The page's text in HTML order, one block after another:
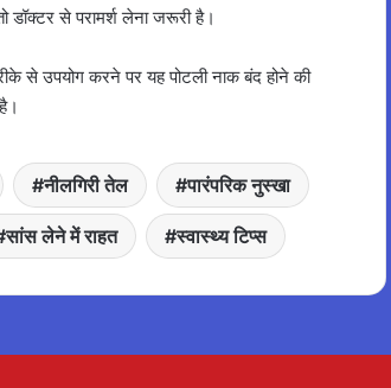
डॉक्टर से परामर्श लेना जरूरी है।
से उपयोग करने पर यह पोटली नाक बंद होने की
नीलगिरी तेल पारंपरिक नुस्खा
सांस लेने में राहत स्वास्थ्य टिप्स